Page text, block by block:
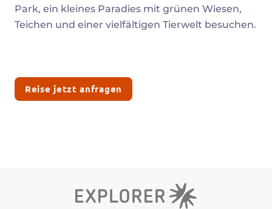
Park, ein kleines Paradies mit grünen Wiesen,
Teichen und einer vielfältigen Tierwelt besuchen.
Reise jetzt anfragen